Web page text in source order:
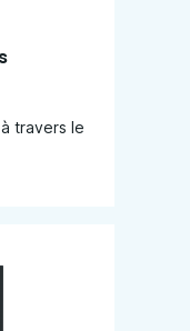
travers le